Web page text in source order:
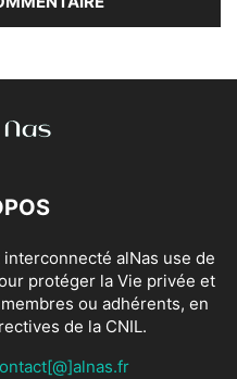
alNas use de
protéger la Vie privée et
ou adhérents, en
de la CNIL.